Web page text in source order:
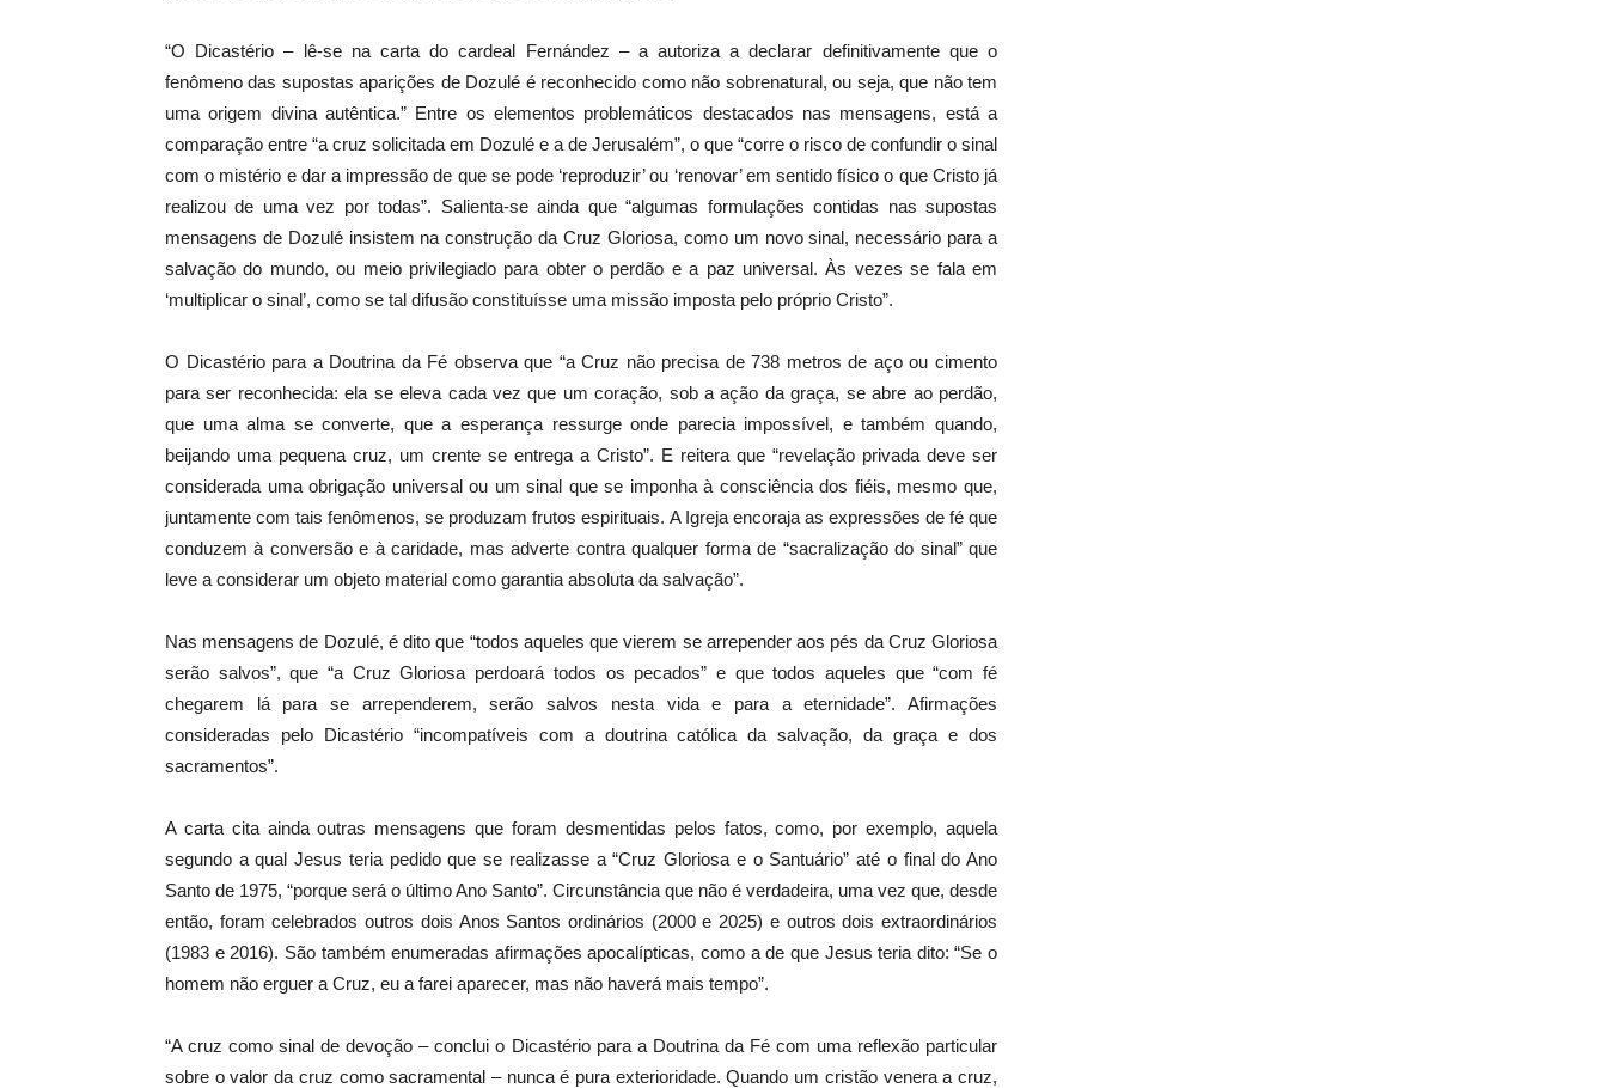
volume.
“O Dicastério – lê-se na carta do cardeal Fernández – a autoriza a declarar definitivamente que o
fenômeno das supostas aparições de Dozulé é reconhecido como não sobrenatural, ou seja, que não tem
uma origem divina autêntica.” Entre os elementos problemáticos destacados nas mensagens, está a
comparação entre “a cruz solicitada em Dozulé e a de Jerusalém”, o que “corre o risco de confundir o sinal
com o mistério e dar a impressão de que se pode ‘reproduzir’ ou ‘renovar’ em sentido físico o que Cristo já
realizou de uma vez por todas”. Salienta-se ainda que “algumas formulações contidas nas supostas
mensagens de Dozulé insistem na construção da Cruz Gloriosa, como um novo sinal, necessário para a
salvação do mundo, ou meio privilegiado para obter o perdão e a paz universal. Às vezes se fala em
‘multiplicar o sinal’, como se tal difusão constituísse uma missão imposta pelo próprio Cristo”.
O Dicastério para a Doutrina da Fé observa que “a Cruz não precisa de 738 metros de aço ou cimento
para ser reconhecida: ela se eleva cada vez que um coração, sob a ação da graça, se abre ao perdão,
que uma alma se converte, que a esperança ressurge onde parecia impossível, e também quando,
beijando uma pequena cruz, um crente se entrega a Cristo”. E reitera que “revelação privada deve ser
considerada uma obrigação universal ou um sinal que se imponha à consciência dos fiéis, mesmo que,
juntamente com tais fenômenos, se produzam frutos espirituais. A Igreja encoraja as expressões de fé que
conduzem à conversão e à caridade, mas adverte contra qualquer forma de “sacralização do sinal” que
leve a considerar um objeto material como garantia absoluta da salvação”.
Nas mensagens de Dozulé, é dito que “todos aqueles que vierem se arrepender aos pés da Cruz Gloriosa
serão salvos”, que “a Cruz Gloriosa perdoará todos os pecados” e que todos aqueles que “com fé
chegarem lá para se arrependerem, serão salvos nesta vida e para a eternidade”. Afirmações
consideradas pelo Dicastério “incompatíveis com a doutrina católica da salvação, da graça e dos
sacramentos”.
A carta cita ainda outras mensagens que foram desmentidas pelos fatos, como, por exemplo, aquela
segundo a qual Jesus teria pedido que se realizasse a “Cruz Gloriosa e o Santuário” até o final do Ano
Santo de 1975, “porque será o último Ano Santo”. Circunstância que não é verdadeira, uma vez que, desde
então, foram celebrados outros dois Anos Santos ordinários (2000 e 2025) e outros dois extraordinários
(1983 e 2016). São também enumeradas afirmações apocalípticas, como a de que Jesus teria dito: “Se o
homem não erguer a Cruz, eu a farei aparecer, mas não haverá mais tempo”.
“A cruz como sinal de devoção – conclui o Dicastério para a Doutrina da Fé com uma reflexão particular
sobre o valor da cruz como sacramental – nunca é pura exterioridade. Quando um cristão venera a cruz,